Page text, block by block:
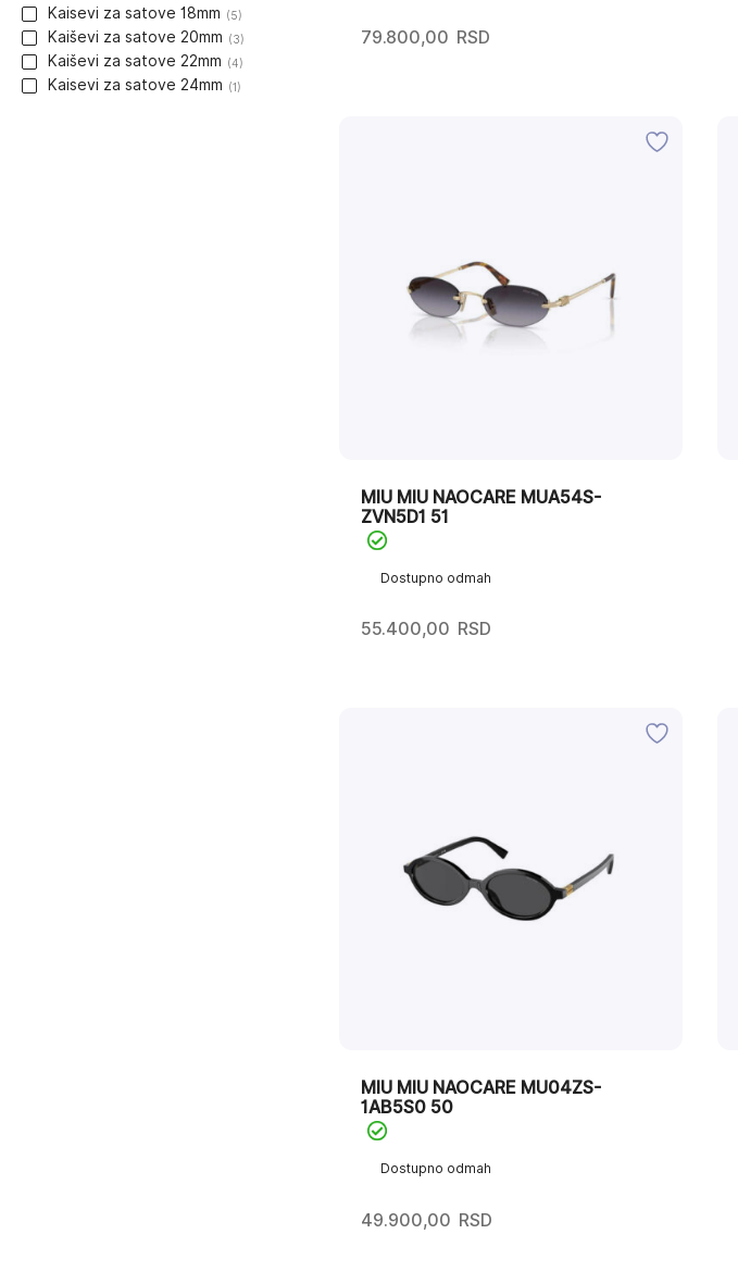
79.800,00 RSD
Dostupno odmah
MIU MIU NAOCARE MUA54S-
ZVN5D1 51
55.400,00 RSD
Dostupno odmah
MIU MIU NAOCARE MU04ZS-
1AB5S0 50
49.900,00 RSD
Kaisevi za satove 18mm (5)
Kaiševi za satove 20mm (3)
Kaiševi za satove 22mm (4)
Kaisevi za satove 24mm (1)